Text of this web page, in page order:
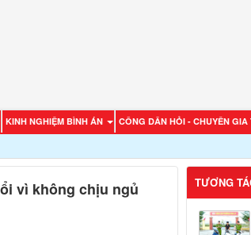
KINH NGHIỆM BÌNH ÁN CÔNG DÂN HỎI - CHUYÊN
vì không chịu ngủ TƯƠNG